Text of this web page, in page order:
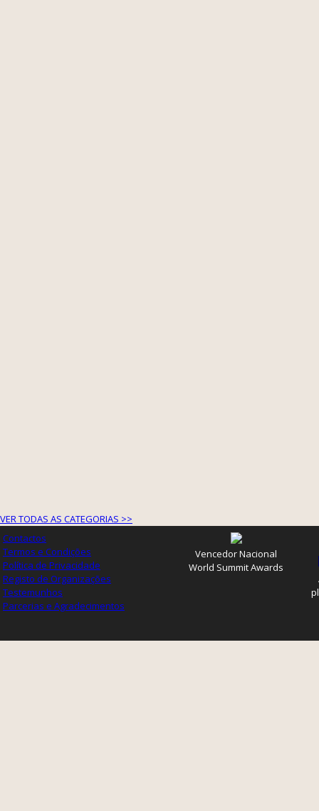
VER TODAS AS CATEGORIAS >>
Contactos
Termos e Condições
Política de Privacidade
Registo de Organizações
Testemunhos
Parcerias e Agradecimentos
Vencedor Nacional
World Summit Awards